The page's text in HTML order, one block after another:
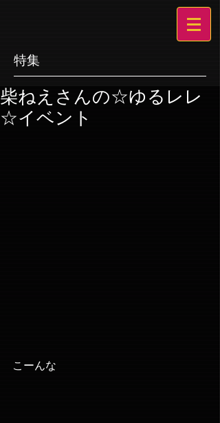
特集
柴ねえさんの☆ゆるレレ
☆イベント
こーんな